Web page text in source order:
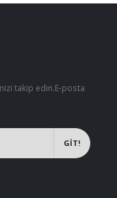
takip edin.E-posta
GİT!